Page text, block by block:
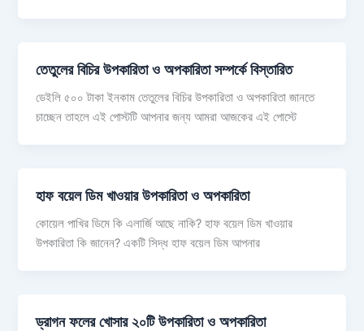
তেতুলের বিচির উপকারিতা ও অপকারিতা সম্পর্কে বিস্তারিত
ডেইলি ৫০০ টাকা ইনকাম তেতুলের বিচির উপকারিতা ও অপকারিতা জানতে
চাচ্ছেন তাহলে এই পোস্টটি আপনার জন্য আমরা আজকের এই পোস্টে
হাফ বয়েল ডিম খাওয়ার উপকারিতা ও অপকারিতা
কোয়েল পাখির ডিমে কি এলার্জি আছে নাকি? হাফ বয়েল ডিম খাওয়ার
উপকারিতা কি জানেন? একটি সিদ্ধ হাফ বয়েল ডিম আপনার
ড্রাগন ফলের খোসার ২০টি উপকারিতা ও অপকারিতা